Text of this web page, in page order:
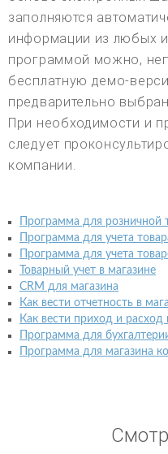
заполняются
информации из любых
программой можно,
бесплатную демо-
предварительно
При необходимости и
следует
компании.
Программа для розничной
Программа для учета
Программа для учета
Товарный учет в магазине
CRM для магазина
Как вести отчетность в
Как вести приход и расход
Программа для
Программа для магазина